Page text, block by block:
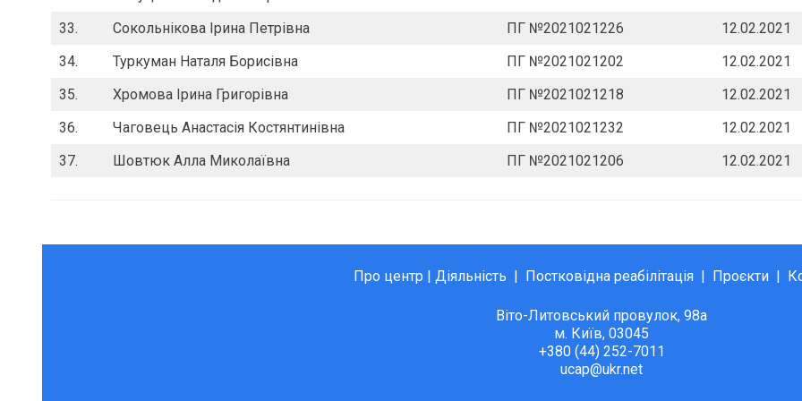
33.
Сокольнікова Ірина Петрівна ПГ №2021021226
12.02.2021
34.
Туркуман Наталя Борисівна ПГ №2021021202
12.02.2021
35.
Хромова Ірина Григорівна ПГ №2021021218
12.02.2021
36.
Чаговець Анастасія Костянтинівна ПГ №2021021232
12.02.2021
37.
Шовтюк Алла Миколаївна ПГ №2021021206 12.02.2021
Про центр | Діяльність | Постковідна реабілітація | Проєкти |
Віто-Литовський провулок, 98а
м. Київ, 03045
+380 (44) 252-7011
ucap@ukr.net